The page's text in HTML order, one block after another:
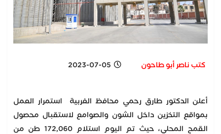
كتب ناصر أبو طاحون 2023-07-05
أعلن الدكتور طارق رحمي محافظ الغربية استمرار العمل
بمواقع التخزين داخل الشون والصوامع لاستقبال محصول
القمح المحلي، حيث تم اليوم استلام 172,060 طن من